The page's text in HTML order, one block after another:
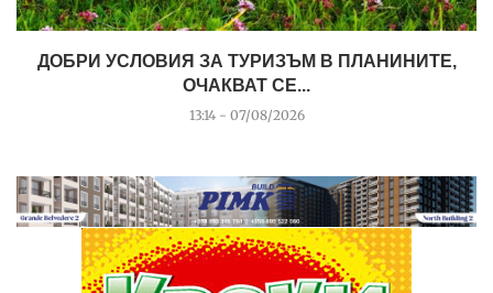
ДОБРИ УСЛОВИЯ ЗА ТУРИЗЪМ В ПЛАНИНИТЕ,
ОЧАКВАТ СЕ...
13:14 - 07/08/2026